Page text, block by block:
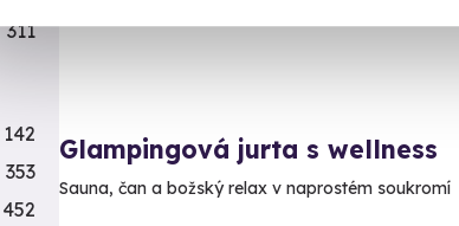
Glampingová jurta s wellness
Sauna, čan a božský relax v naprostém soukromí
311
142
353
452